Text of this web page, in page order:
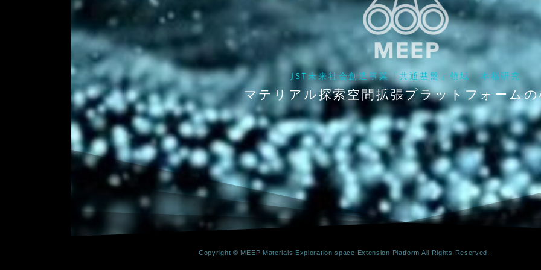
JST未来社会創造事業「共通基盤」領域 本格研究
マテリアル探索空間拡張プラットフォーム
Copyright © MEEP Materials Exploration space Extension Platform All Rights Reserved.